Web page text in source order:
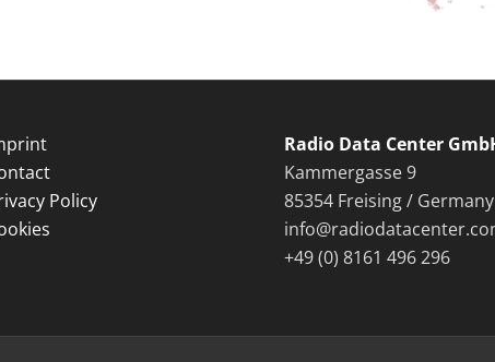
Policy
Radio Data Center
Kammergasse 9
85354 Freising / Germany
+49 (0) 8161 496 296